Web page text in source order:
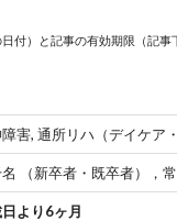
付）と記事の有効期限（記
害, 通所リハ（デイケア
（新卒者・既卒者），
日より6ヶ月